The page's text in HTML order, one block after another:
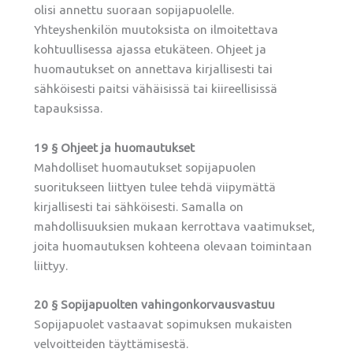
olisi annettu suoraan sopijapuolelle.
Yhteyshenkilön muutoksista on ilmoitettava
kohtuullisessa ajassa etukäteen. Ohjeet ja
huomautukset on annettava kirjallisesti tai
sähköisesti paitsi vähäisissä tai kiireellisissä
tapauksissa.
19 § Ohjeet ja huomautukset
Mahdolliset huomautukset sopijapuolen
suoritukseen liittyen tulee tehdä viipymättä
kirjallisesti tai sähköisesti. Samalla on
mahdollisuuksien mukaan kerrottava vaatimukset,
joita huomautuksen kohteena olevaan toimintaan
liittyy.
20 § Sopijapuolten vahingonkorvausvastuu
Sopijapuolet vastaavat sopimuksen mukaisten
velvoitteiden täyttämisestä.